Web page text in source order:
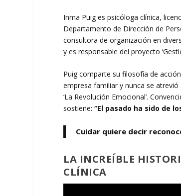
Inma Puig es psicóloga clínica,
Departamento de Dirección de
consultora de organización en
y es responsable del proyecto
Puig comparte su filosofía de
empresa familiar y nunca se atrevió
‘La Revolución Emocional’.
sostiene:“El pasado ha sido de
Cuidar quiere decir
LA INCREÍBLE
CLÍNICA